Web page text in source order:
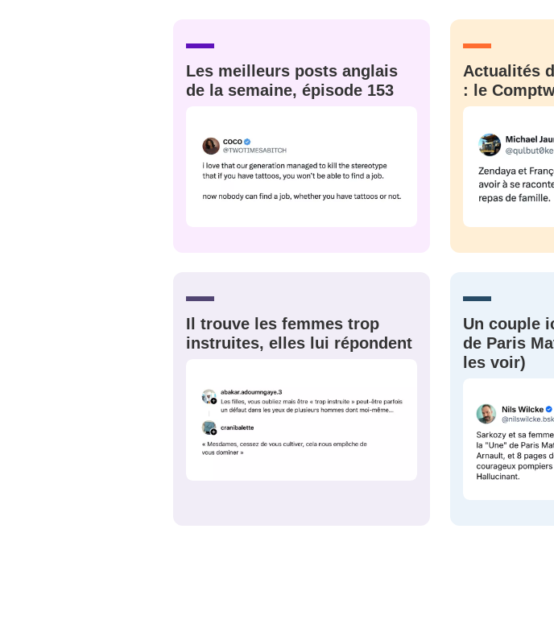
Les meilleurs posts anglais
de la semaine, épisode 153
Actualités
: le
Il trouve les femmes trop
instruites, elles lui répondent
Un couple
de Paris
les voir)
PSEUDO*
EMAIL
PASSWORD*
VOTRE PARTICIPATION
Que souhaitez-vous proposer ?
Quelques
tweets
Ma